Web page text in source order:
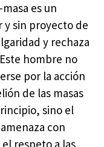
es un
y sin proyecto de
y rechaza
hombre no
por la acción
de las masas
sino el
con